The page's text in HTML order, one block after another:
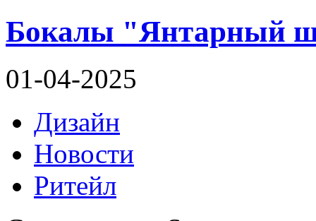
Бокалы "Янтарный
01-04-2025
Дизайн
Новости
Ритейл